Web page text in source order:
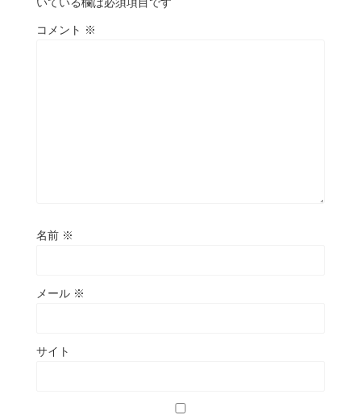
いている欄は必須項目です
コメント ※
名前 ※
メール ※
サイト